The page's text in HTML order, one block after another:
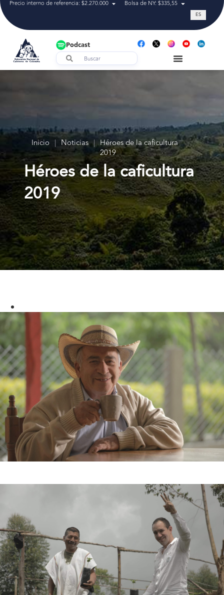
Precio interno de referencia: $2.270.000 Bolsa de NY: $335,55 Tasa de
ES
Podcast
Inicio | Noticias | Héroes de la caficultura
2019
Héroes de la caficultura
2019